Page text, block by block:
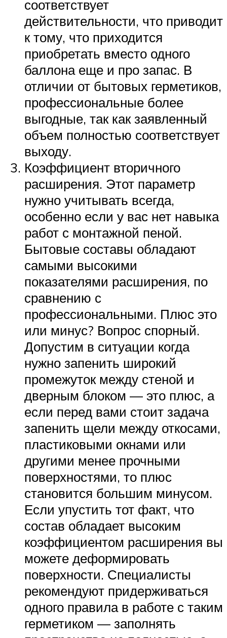
соответствует
действительности, что приводит
к тому, что приходится
приобретать вместо одного
баллона еще и про запас. В
отличии от бытовых герметиков,
профессиональные более
выгодные, так как заявленный
объем полностью соответствует
выходу.
Коэффициент вторичного
расширения. Этот параметр
нужно учитывать всегда,
особенно если у вас нет навыка
работ с монтажной пеной.
Бытовые составы обладают
самыми высокими
показателями расширения, по
сравнению с
профессиональными. Плюс это
или минус? Вопрос спорный.
Допустим в ситуации когда
нужно запенить широкий
промежуток между стеной и
дверным блоком — это плюс, а
если перед вами стоит задача
запенить щели между откосами,
пластиковыми окнами или
другими менее прочными
поверхностями, то плюс
становится большим минусом.
Если упустить тот факт, что
состав обладает высоким
коэффициентом расширения вы
можете деформировать
поверхности. Специалисты
рекомендуют придерживаться
одного правила в работе с таким
герметиком — заполнять